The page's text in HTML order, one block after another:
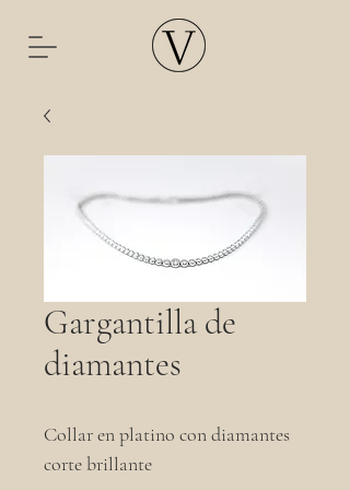
Gargantilla de
diamantes
Collar en platino con diamantes
corte brillante